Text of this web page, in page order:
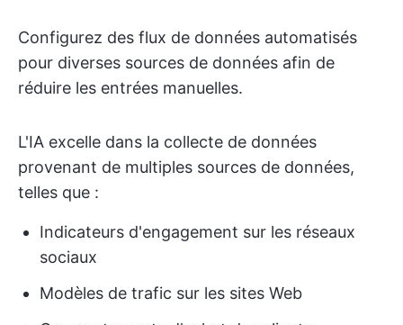
Configurez des flux de données automatisés
pour diverses sources de données afin de
réduire les entrées manuelles.
L'IA excelle dans la collecte de données
provenant de multiples sources de données,
telles que :
Indicateurs d'engagement sur les réseaux
sociaux
Modèles de trafic sur les sites Web